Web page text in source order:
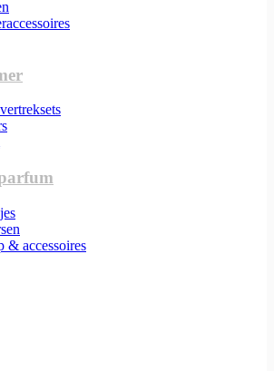
& accessoires